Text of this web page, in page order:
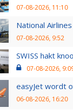
07-08-2026, 11:10
National
07-08-2026, 9:52
SWISS hakt
07-08-2026,
easyJet wordt
06-08-2026, 16:20